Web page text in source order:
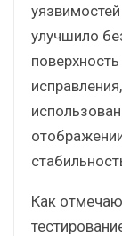
улучшило
Как